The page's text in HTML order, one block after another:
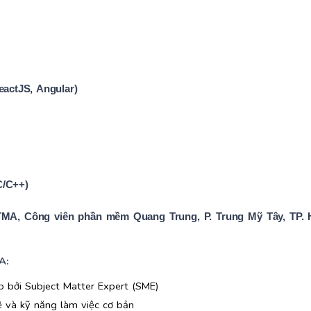
Angular)
C++)
Công viên phần mềm Quang Trung, P. Trung Mỹ Tây, TP.
Subject Matter Expert (SME)
kỹ năng làm việc cơ bản